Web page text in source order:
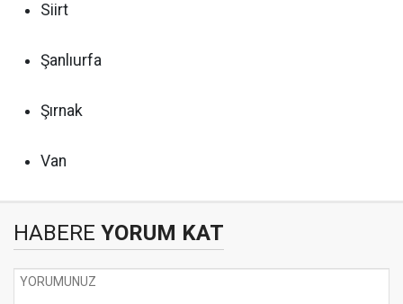
Siirt
Şanlıurfa
Şırnak
Van
HABERE YORUM KAT